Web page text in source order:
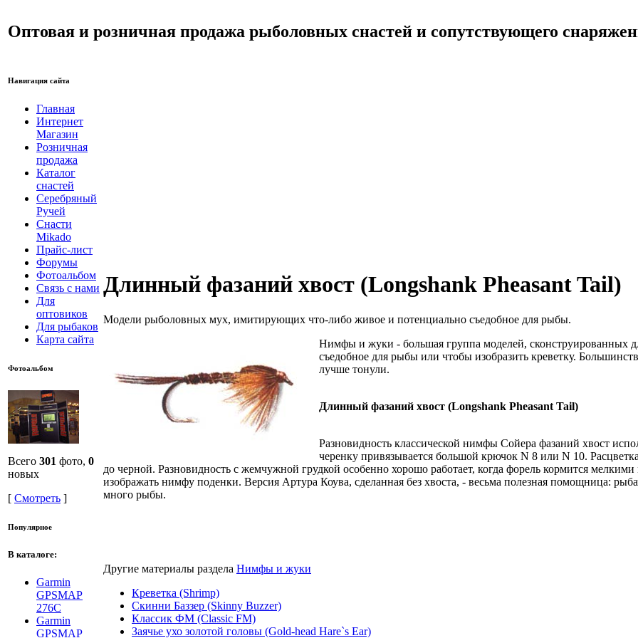
Оптовая и розничная продажа рыболовных снастей и сопутствующего
Навигация сайта
Главная
Интернет
Магазин
Розничная
продажа
Каталог
снастей
Серебряный
Ручей
Снасти
Mikado
Прайс-лист
Форумы
Фотоальбом
Связь с нами
Для
оптовиков
Для рыбаков
Карта сайта
Фотоальбом
Всего 301 фото, 0
новых
[ Смотреть ]
Популярное
В каталоге:
Garmin
GPSMAP
276C
Garmin
GPSMAP
Длинный фазаний хвост (Longshank Pheasant Tail)
Модели рыболовных мух, имитирующих что-либо живое и потенциально съедобное для рыбы.
Нимфы и жуки - большая группа моделей, сконструированных
съедобное для рыбы или чтобы изобразить креветку.
лучше тонули.
Длинный фазаний хвост (Longshank Pheasant Tail)
Разновидность классической нимфы Сойера фазаний хвост
черенку привязывается большой крючок N 8 или N 10.
до черной. Разновидность с жемчужной грудкой особенно хорошо работает, когда форель кормится
изображать нимфу поденки. Версия Артура Коува, сделанная без хвоста, - весьма полезная помощница:
много рыбы.
Другие материалы раздела Нимфы и жуки
Креветка (Shrimp)
Скинни Баззер (Skinny Buzzer)
Классик ФМ (Classic FM)
Заячье ухо золотой головы (Gold-head Hare`s Ear)